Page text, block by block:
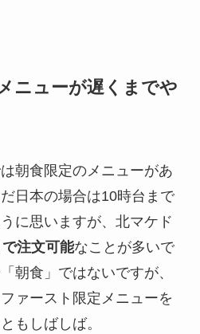
ニューが遅くまでや
朝食限定のメニューがあ
日本の場合は10時台まで
に思いますが、北マケド
注文可能なことが多いで
朝食」ではないですが、
ァースト限定メニューを
もしばしば。